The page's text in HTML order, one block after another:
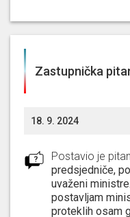
Zastupnička
18. 9. 2024
Postavio je
predsjedniče,
uvaženi
postavljam
proteklih osam